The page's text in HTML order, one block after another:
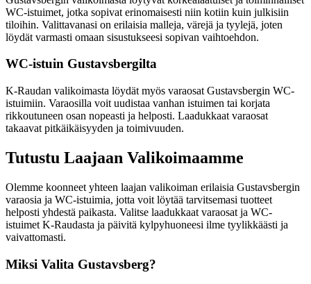
WC-istuimet, jotka sopivat erinomaisesti niin kotiin kuin julkisiin
tiloihin. Valittavanasi on erilaisia malleja, värejä ja tyylejä, joten
löydät varmasti omaan sisustukseesi sopivan vaihtoehdon.
WC-istuin Gustavsbergilta
K-Raudan valikoimasta löydät myös varaosat Gustavsbergin WC-
istuimiin. Varaosilla voit uudistaa vanhan istuimen tai korjata
rikkoutuneen osan nopeasti ja helposti. Laadukkaat varaosat
takaavat pitkäikäisyyden ja toimivuuden.
Tutustu Laajaan Valikoimaamme
Olemme koonneet yhteen laajan valikoiman erilaisia Gustavsbergin
varaosia ja WC-istuimia, jotta voit löytää tarvitsemasi tuotteet
helposti yhdestä paikasta. Valitse laadukkaat varaosat ja WC-
istuimet K-Raudasta ja päivitä kylpyhuoneesi ilme tyylikkäästi ja
vaivattomasti.
Miksi Valita Gustavsberg?